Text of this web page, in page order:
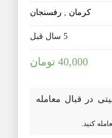
کرمان , رفسنجان
5 سال قبل
40,000 تومان
در قبال معامله
کنید.